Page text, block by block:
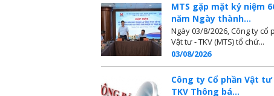
MTS gặp mặt kỷ niệm
năm Ngày thành...
Ngày 03/8/2026, Công ty cổ
Vật tư - TKV (MTS) tổ chứ...
03/08/2026
Công ty Cổ phần Vật tư
TKV Thông bá...